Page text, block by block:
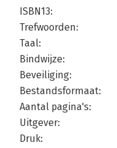
ISBN13:
Trefwoorden:
Taal:
Bindwijze:
Beveiliging:
Bestandsformaat:
Aantal pagina's:
Uitgever:
Druk: